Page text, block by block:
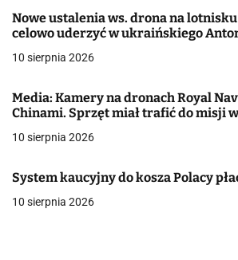
a
c
a
w
i
Nowe ustalenia ws. drona na
celowo uderzyć w ukraińskiego
10 sierpnia 2026
Media: Kamery na dronach Royal
Chinami. Sprzęt miał trafić do misji
10 sierpnia 2026
System kaucyjny do kosza Polacy
10 sierpnia 2026